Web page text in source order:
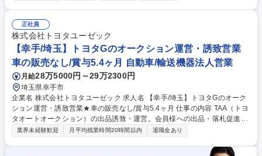
します。 【エリア】大坂を中心とした近畿・関西エリア。状況に応じて出
張の可能性はございますが、転勤はありません。 ※仕事内容変更の範囲：
変更無し 募集職種 【大阪】ルート営業 /住宅補助あり/鶏卵商品トップシェ
ア！成長中の食品会社★
正社員
株式会社トヨタユーゼック
【幸手/埼玉】トヨタGのオークション運営・誘致営業
車の販売なし/賞与5.4ヶ月 自動車/輸送機器法人営業
月給28万5000円～29万2300円
埼玉県幸手市
企業名 株式会社トヨタユーゼック 求人名 【幸手/埼玉】トヨタGのオーク
ション運営・誘致営業★車の販売なし/賞与5.4ヶ月 仕事の内容 TAA（トヨ
タオートオークション）の出品誘致・運営。会員様への出品・落札促進
や、オークション当日の受付・商談対応、イベント企画等をお任せしま
はなく会員様を支える内勤営業】■月・火：訪問や電話での出品誘致活動■
業界未経験歓迎 月平均残業時間20時間以内 退職金あり